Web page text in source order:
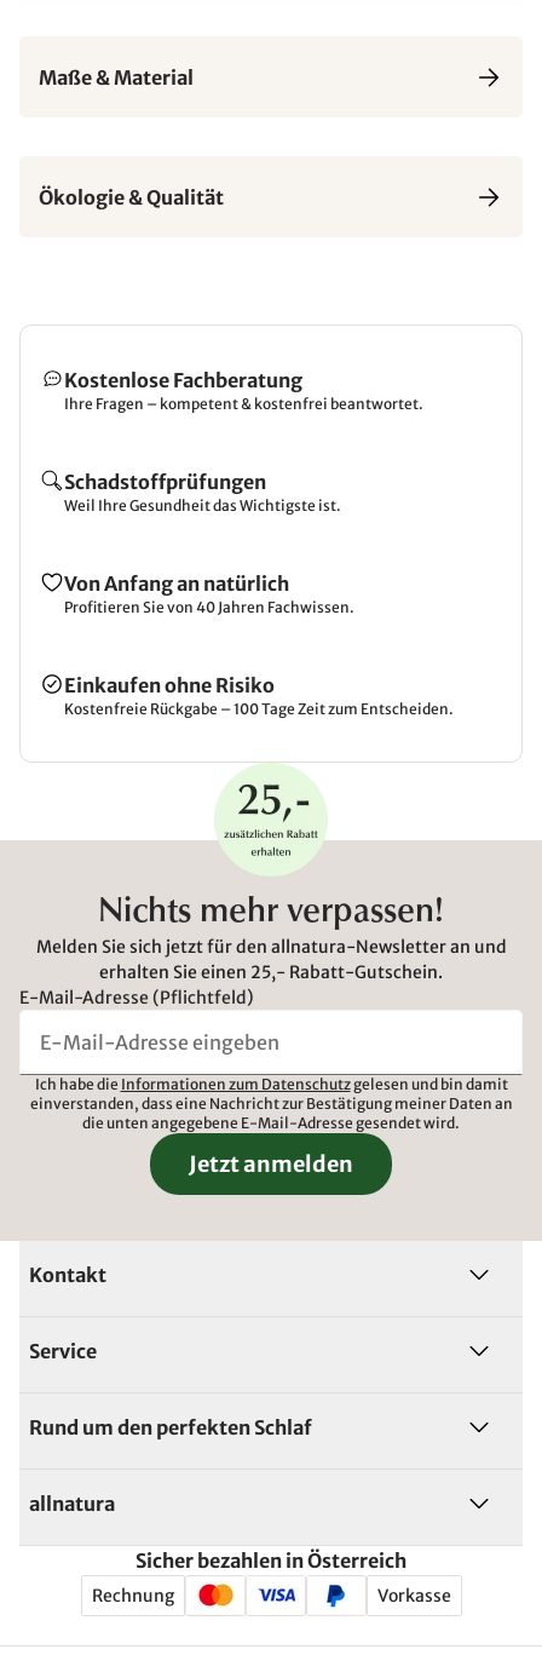
Maße & Material
Ökologie & Qualität
Kostenlose Fachberatung
Ihre Fragen – kompetent & kostenfrei beantwortet.
Schadstoffprüfungen
Weil Ihre Gesundheit das Wichtigste ist.
Von Anfang an natürlich
Profitieren Sie von 40 Jahren Fachwissen.
Einkaufen ohne Risiko
Kostenfreie Rückgabe – 100 Tage Zeit zum Entscheiden.
Nichts mehr verpassen!
Melden Sie sich jetzt für den allnatura-Newsletter an und
erhalten Sie einen 25,- Rabatt-Gutschein.
E-Mail-Adresse (Pflichtfeld)
Ich habe die Informationen zum Datenschutzgelesen und bin damit
einverstanden, dass eine Nachricht zur Bestätigung meiner Daten an
die unten angegebene E-Mail-Adresse gesendet wird.
Jetzt anmelden
Kontakt
Service
Rund um den perfekten Schlaf
allnatura
Sicher bezahlen in Österreich
Rechnung Vorkasse